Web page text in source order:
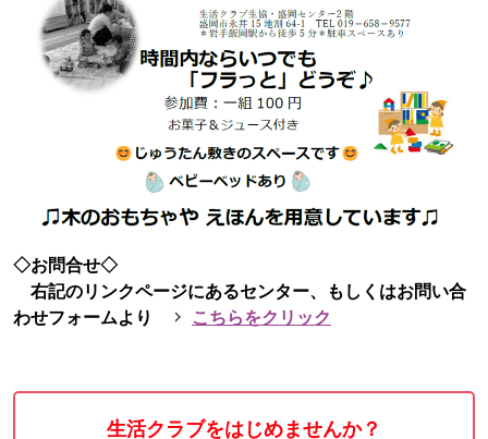
◇お問合せ◇
右記のリンクページにあるセンター、もしくはお問い合
わせフォームより
こちらをクリック
生活クラブをはじめませんか？